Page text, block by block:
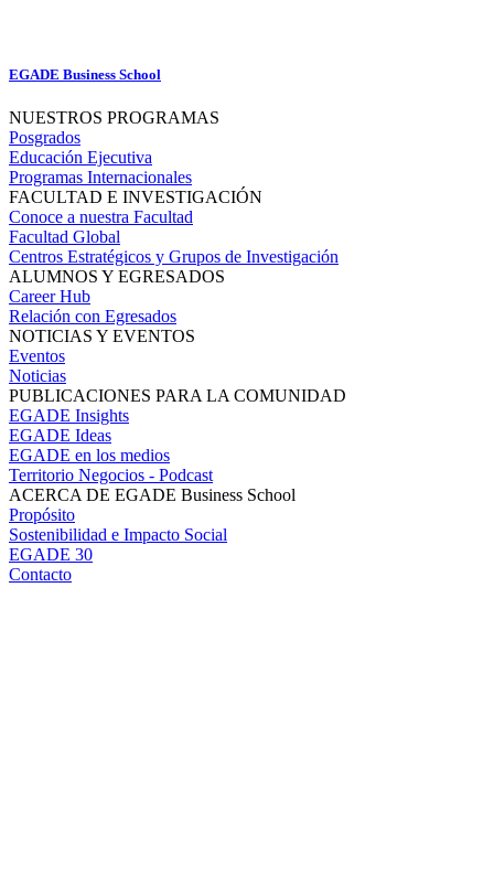
EGADE Business School
NUESTROS PROGRAMAS
Posgrados
Educación Ejecutiva
Programas Internacionales
FACULTAD E INVESTIGACIÓN
Conoce a nuestra Facultad
Facultad Global
Centros Estratégicos y Grupos de Investigación
ALUMNOS Y EGRESADOS
Career Hub
Relación con Egresados
NOTICIAS Y EVENTOS
Eventos
Noticias
PUBLICACIONES PARA LA COMUNIDAD
EGADE Insights
EGADE Ideas
EGADE en los medios
Territorio Negocios - Podcast
ACERCA DE EGADE Business School
Propósito
Sostenibilidad e Impacto Social
EGADE 30
Contacto